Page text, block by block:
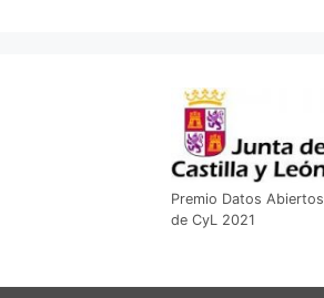
Premio Datos Abiertos
de CyL 2021